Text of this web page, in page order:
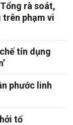
rà soát,
trên phạm vi
tín dụng
phước linh
tố